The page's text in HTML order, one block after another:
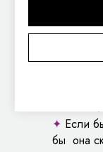
С чем
которые
Как
✦Что
✦ Если
бы она